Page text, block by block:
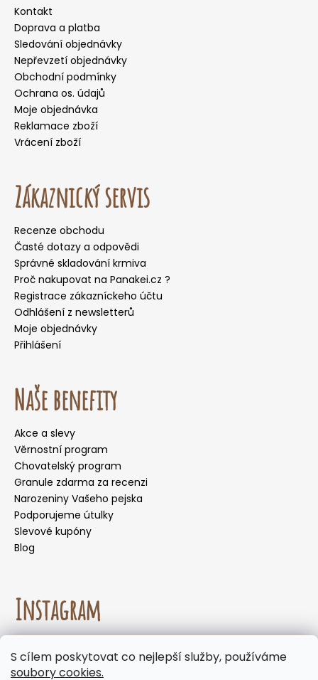
S cílem poskytovat co nejlepší služby, používáme
soubory cookies.
měsíců nedoporučujeme volit doručení do
samoobslužných boxů, kde mohou být zásilky
Kontakt
Doprava a platba
Sledování objednávky
Nepřevzetí objednávky
Obchodní podmínky
Ochrana os. údajů
Moje objednávka
Reklamace zboží
Vrácení zboží
Zákaznický servis
Recenze obchodu
Časté dotazy a odpovědi
Správné skladování krmiva
Proč nakupovat na Panakei.cz ?
Registrace zákazníckeho účtu
Odhlášení z newsletterů
Moje objednávky
Přihlášení
Naše benefity
Akce a slevy
Věrnostní program
Chovatelský program
Granule zdarma za recenzi
Narozeniny Vašeho pejska
Podporujeme útulky
Slevové kupóny
Blog
Instagram
Sledovat na Instagramu